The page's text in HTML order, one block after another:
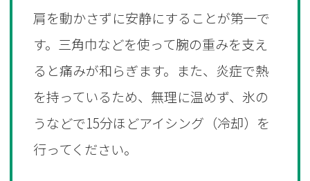
肩を動かさずに安静にすることが第一で
す。三角巾などを使って腕の重みを支え
ると痛みが和らぎます。また、炎症で熱
を持っているため、無理に温めず、氷の
うなどで15分ほどアイシング（冷却）を
行ってください。